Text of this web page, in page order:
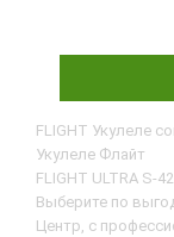
FLIGHT Укулеле
Укулеле Флайт
FLIGHT ULTRA S-
Выберите по
Центр, с